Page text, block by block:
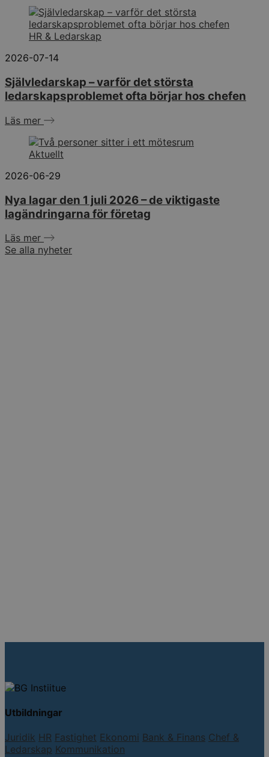
HR & Ledarskap
2026-07-14
Självledarskap – varför det största
ledarskapsproblemet ofta börjar hos chefen
Läs mer
Aktuellt
2026-06-29
Nya lagar den 1 juli 2026 – de viktigaste
lagändringarna för företag
Läs mer
Se alla nyheter
Utbildningar
Juridik HR Fastighet Ekonomi Bank & Finans Chef &
Ledarskap Kommunikation